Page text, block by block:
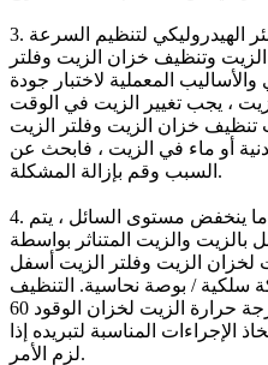
3. بعد تشغيل المضخة الغاطسة للبئر الهيدروليكي لتنظيم السرعة
الزيت وتنظيف خزان الزيت وفلتر
المعملية لاختبار جودة
، يجب تغيير الزيت في الوقت
تنظيف خزان الزيت وفلتر الزيت
أو ماء في الزيت ، فابحث عن
السبب وقم بإزالة المشكلة.
4. في فترة قصيرة من الوقت عندما ينخفض ​​مستوى السائل ، يتم
والزيت المتناثر بواسطة
لخزان الزيت وفلتر الزيت أسفل
مصنوعان من 230 شبكة سلكية / بوصة نحاسية. التنظيف
لمنع الانسداد ، يجب ألا تتجاوز درجة حرارة الزيت لخزان الوقود 60
الإجراءات المناسبة لتبريده إذا
لزم الأمر.